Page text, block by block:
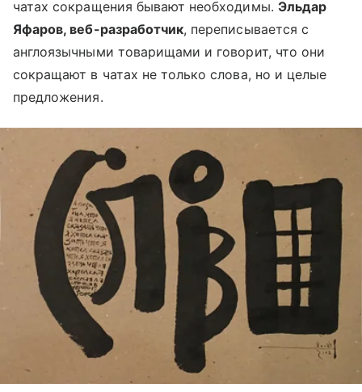
чатах сокращения бывают необходимы. Эльдар
Яфаров, веб-разработчик, переписывается с
англоязычными товарищами и говорит, что они
сокращают в чатах не только слова, но и целые
предложения.